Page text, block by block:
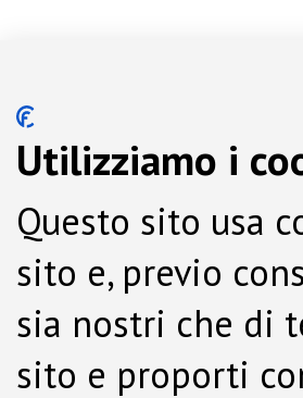
Utilizziamo i
Questo sito usa
sito e, previo
sia nostri che di
sito e proporti